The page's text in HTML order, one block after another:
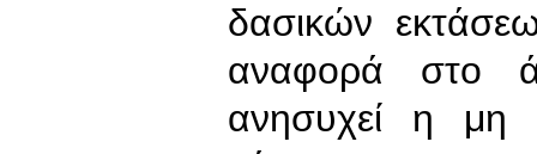
δασικών
αναφορά στο
ανησυχεί η μη